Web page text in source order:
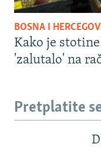
BOSNA I
Kako je
'zalutalo' na
Pretplatite